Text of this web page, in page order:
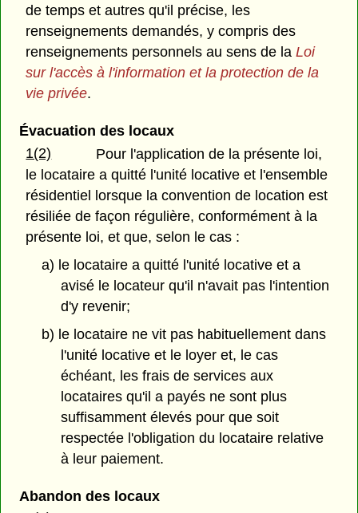
de temps et autres qu'il précise, les
renseignements demandés, y compris des
renseignements personnels au sens de laLoi
sur l'accès à l'information et la protection de la
vie privée.
Évacuation des locaux
1(2)
Pour l'application de la présente loi,
le locataire a quitté l'unité locative et l'ensemble
résidentiel lorsque la convention de location est
résiliée de façon régulière, conformément à la
présente loi, et que, selon le cas :
a) le locataire a quitté l'unité locative et a
avisé le locateur qu'il n'avait pas l'intention
d'y revenir;
b) le locataire ne vit pas habituellement dans
l'unité locative et le loyer et, le cas
échéant, les frais de services aux
locataires qu'il a payés ne sont plus
suffisamment élevés pour que soit
respectée l'obligation du locataire relative
à leur paiement.
Abandon des locaux